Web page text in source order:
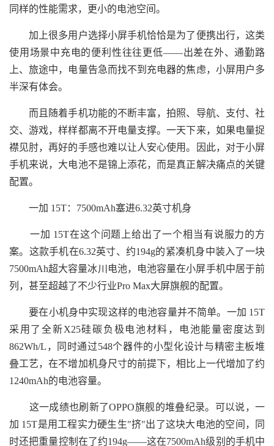
同样的性能需求，更小的电池空间。
加上很多用户选择小屏手机恰恰是为了便携出行，这类
使用场景中充电的便利性往往更低——出差在外、通勤路
上、旅途中，电量告急而找不到充电器的焦虑，小屏用户多
半深有体会。
而且随着手机功能的不断丰富，拍照、导航、支付、社
交、游戏，样样都离不开电量支撑。一天下来，如果电量捉
襟见肘，再好的手感也难以让人安心使用。因此，对于小屏
手机来说，大电池不是锦上添花，而是真正解决痛点的关键
配置。
一加 15T：7500mAh塞进6.32英寸机身
一加 15T在这个问题上给出了一个相当有说服力的方
案。这款手机在6.32英寸、约194g的紧凑机身中装入了一块
7500mAh超大容量冰川电池，电池容量在小屏手机中居于前
列，甚至超越了不少行业Pro Max大屏旗舰的配置。
要在小机身中实现这样的电池容量并不简单。一加 15T
采用了全新X25硅碳负极电池材料，电池能量密度达到
862Wh/L，同时通过548个器件的小型化设计与精密主板堆
叠工艺，在不增加机身尺寸的前提下，相比上一代增加了约
1240mAh的电池容量。
这一成绩也刷新了OPPO旗舰的堆叠纪录。可以说，一
加 15T是用工程实力硬生生"挤"出了这块大电池的空间，同
时还把重量控制在了约194g——这在7500mAh级别的手机中